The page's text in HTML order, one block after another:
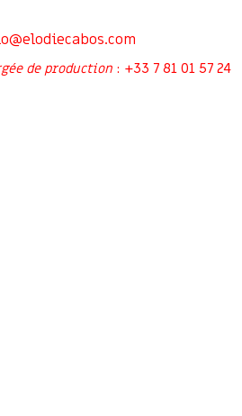
de production : +33 7 81 01 57 24